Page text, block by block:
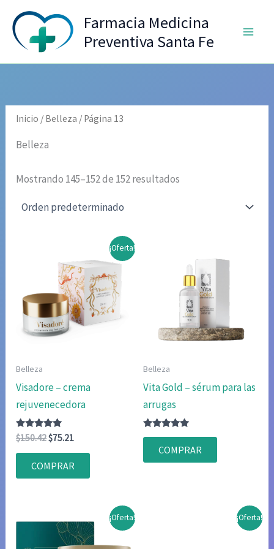
contenido
Farmacia Medicina
Preventiva Santa Fe
Inicio / Belleza / Página 13
Belleza
Mostrando 145–152 de 152 resultados
¡Oferta!
Belleza
Visadore – crema
rejuvenecedora
Valorado
con
4.80
de 5
$150.42El
original
era:
$75.21
es:
COMPRAR
Belleza
Vita Gold – sérum para las
arrugas
Valorado
4.83
de 5
COMPRAR
¡Oferta! ¡Oferta!